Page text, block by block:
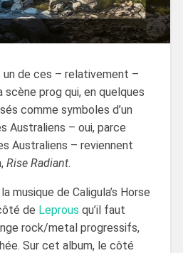
de ces – relativement –
scène prog qui, en quelques
comme symboles d’un
Australiens – oui, parce
Australiens – reviennent
Rise Radiant.
musique de Caligula’s Horse
de Leprous qu’il faut
rock/metal progressifs,
Sur cet album, le côté